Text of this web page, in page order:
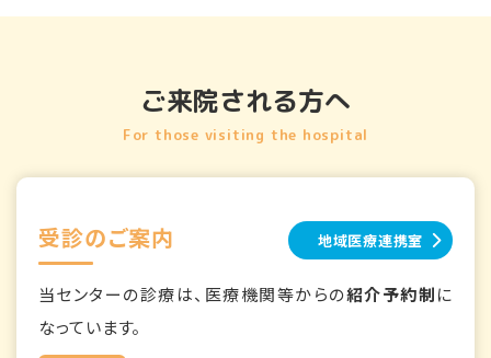
ご来院される方へ
For those visiting the hospital
受診のご案内 地域医療連携室
当センターの診療は、医療機関等からの紹介予約制に
なっています。